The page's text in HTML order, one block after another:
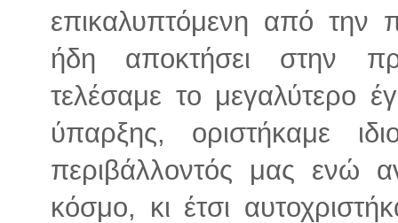
επικαλυπτόμενη από την
ήδη αποκτήσει στην
τελέσαμε το μεγαλύτερο
ύπαρξης, οριστήκαμε
περιβάλλοντός μας ενώ
κόσμο, κι έτσι